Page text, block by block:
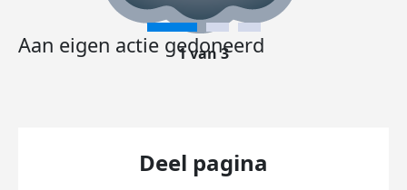
Aan eigen actie gedoneerd
1 van 3
Deel pagina